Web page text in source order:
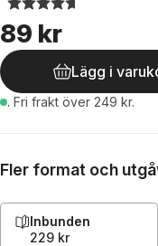
89 kr
Lägg i
. Fri frakt över 249 kr.
Fler format och
Inbunden
229 kr